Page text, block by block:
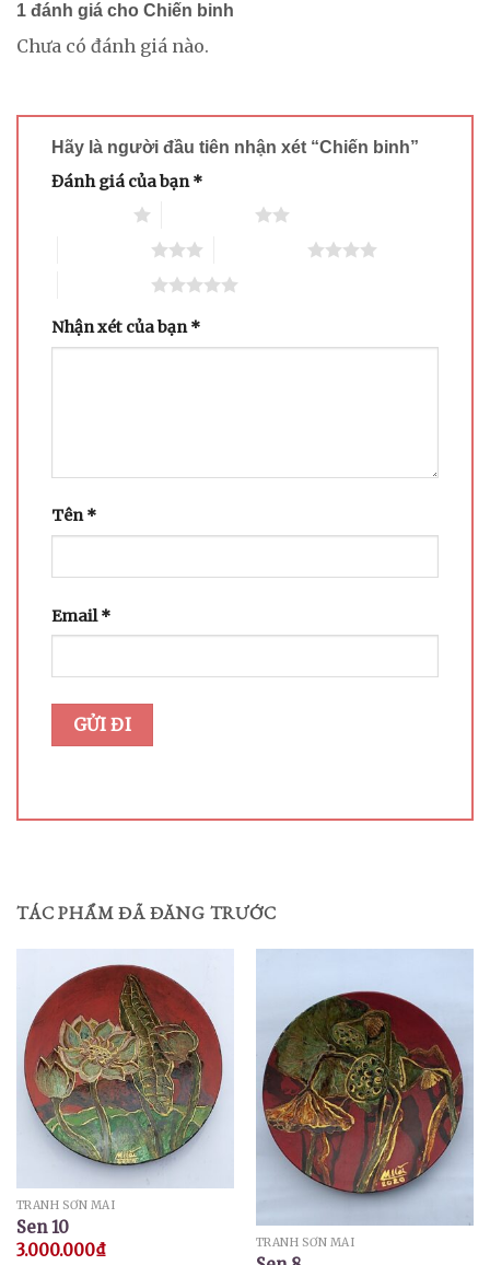
1 đánh giá cho Chiến binh
Chưa có đánh giá nào.
Hãy là người đầu tiên nhận xét “Chiến binh”
Đánh giá của bạn*
Nhận xét của bạn*
Tên*
Email*
TÁC PHẨM ĐÃ ĐĂNG TRƯỚC
TRANH SƠN MÀI
Sen 10
3.000.000₫ TRANH SƠN MÀI